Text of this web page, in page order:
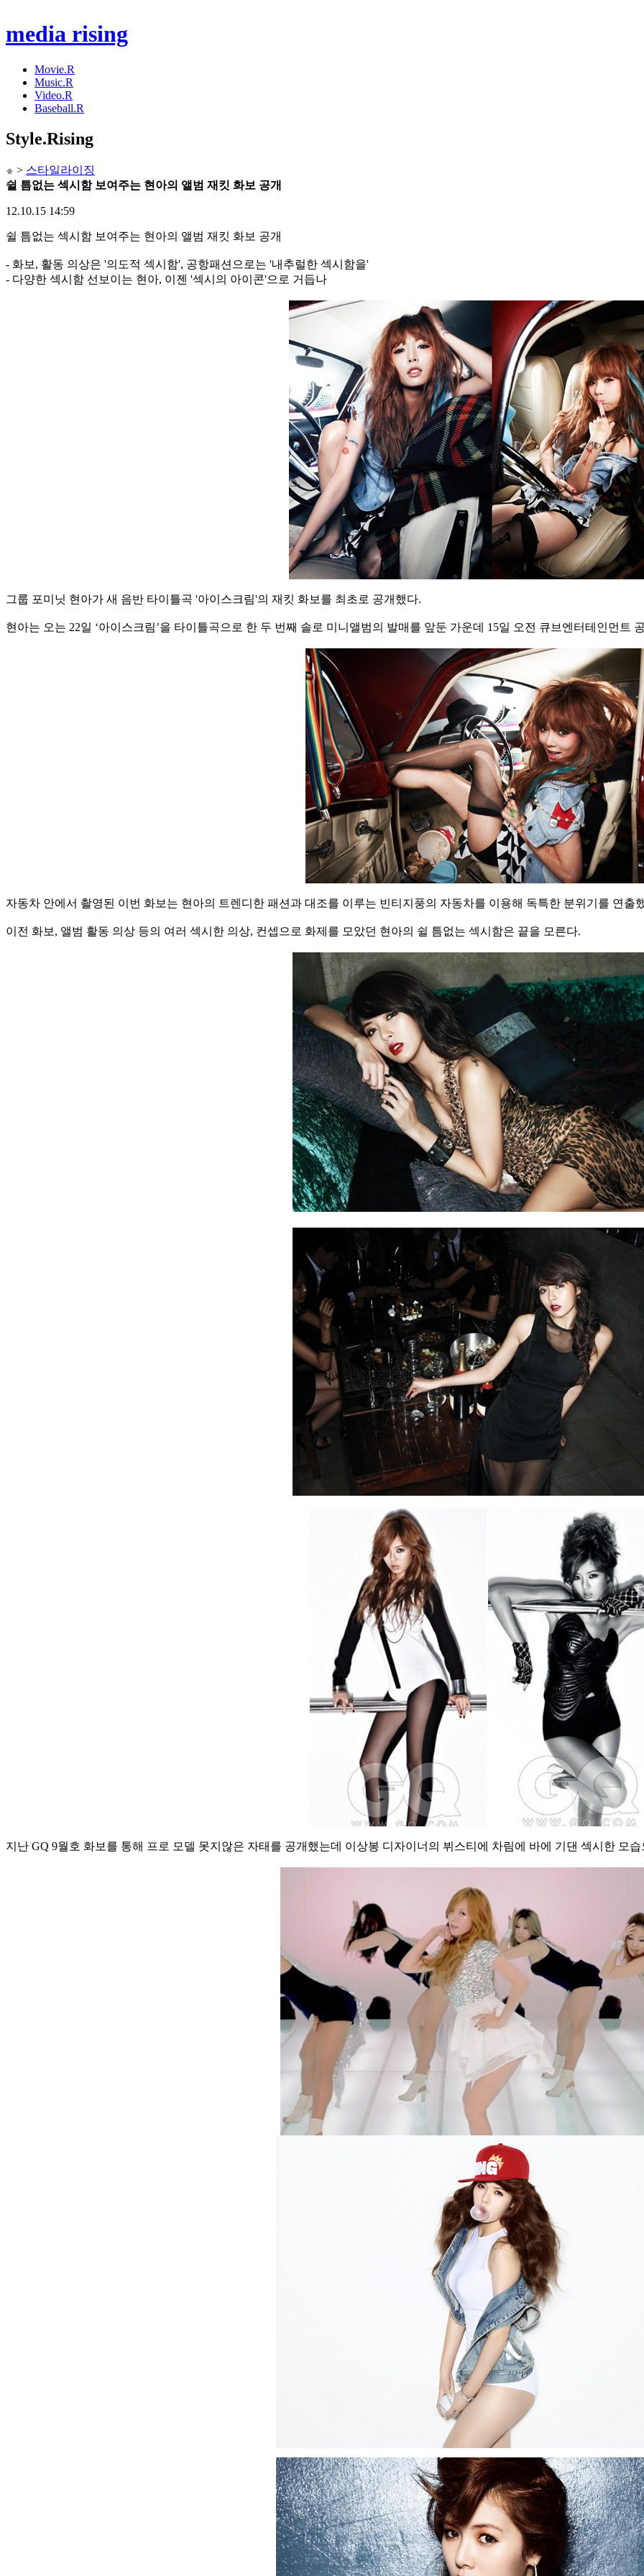
media rising
Movie.R
Music.R
Video.R
Baseball.R
Style.Rising
> 스타일라이징
쉴 틈없는 섹시함 보여주는 현아의 앨범 재킷 화보 공개
12.10.15 14:59
쉴 틈없는 섹시함 보여주는 현아의 앨범 재킷 화보 공개
- 화보, 활동 의상은 '의도적 섹시함', 공항패션으로는 '내추럴한 섹시함을'
- 다양한 섹시함 선보이는 현아, 이젠 '섹시의 아이콘'으로 거듭나
그룹 포미닛 현아가 새 음반 타이틀곡 '아이스크림'의 재킷 화보를 최초로 공개했다.
현아는 오는 22일 ‘아이스크림’을 타이틀곡으로 한 두 번째 솔로 미니앨범의 발매를 앞둔 가운데 15일 오전 큐브엔터테인먼트
자동차 안에서 촬영된 이번 화보는 현아의 트렌디한 패션과 대조를 이루는 빈티지풍의 자동차를 이용해 독특한 분위기를 연출
이전 화보, 앨범 활동 의상 등의 여러 섹시한 의상, 컨셉으로 화제를 모았던 현아의 쉴 틈없는 섹시함은 끝을 모른다.
지난 GQ 9월호 화보를 통해 프로 모델 못지않은 자태를 공개했는데 이상봉 디자이너의 뷔스티에 차림에 바에 기댄 섹시한 모